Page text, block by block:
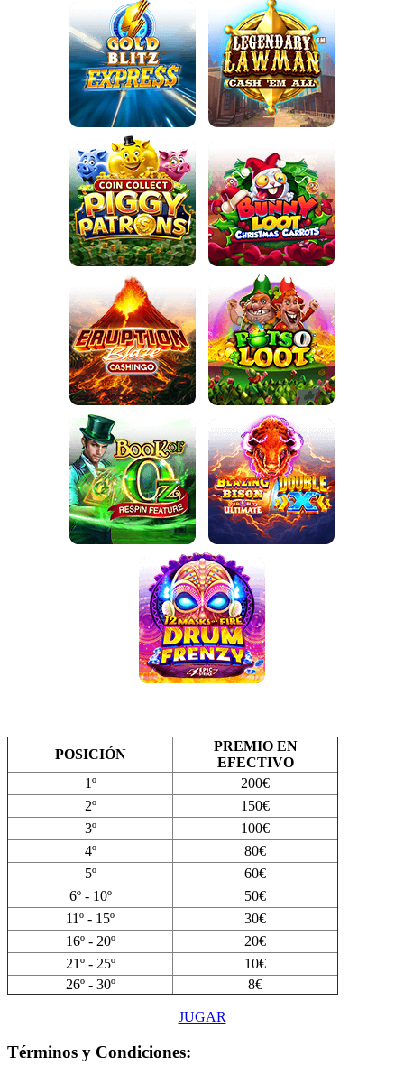
POSICIÓN
PREMIO EN
EFECTIVO
1º
200€
2º
150€
3º
100€
4º
80€
5º
60€
6º - 10º
50€
11º - 15º
30€
16º - 20º
20€
21º - 25º
10€
26º - 30º
8€
JUGAR
Términos y Condiciones: